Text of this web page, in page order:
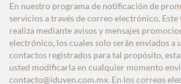
En nuestro programa de notificación de
servicios a través de correo electrónico.
realiza mediante avisos y mensajes
electrónico, los cuales solo serán enviados a
contactos registrados para tal propósito,
usted modificarla en cualquier momento
contacto@iduven.com.mx. En los correos